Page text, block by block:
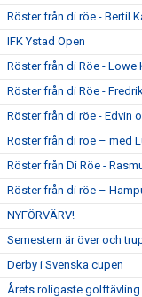
Röster från di röe - Bertil
IFK Ystad Open
Röster från di Röe - Lowe
Röster från di Röe -
Röster från di röe - Edvin
Röster från di röe – med
Röster från Di Röe -
Röster från di röe –
NYFÖRVÄRV!
Semestern är över och
Derby i Svenska cupen
Årets roligaste golftävling